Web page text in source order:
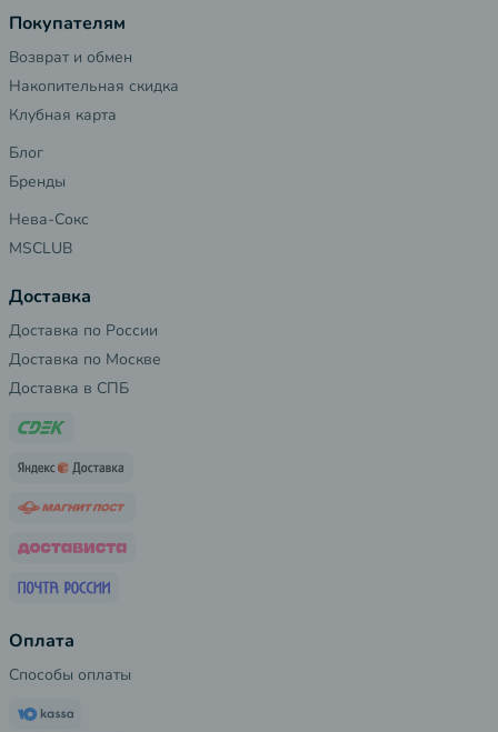
Покупателям
Возврат и обмен
Накопительная скидка
Клубная карта
Блог
Бренды
Нева-Сокс
MSCLUB
Доставка
Доставка по России
Доставка по Москве
Доставка в СПБ
Оплата
Способы оплаты